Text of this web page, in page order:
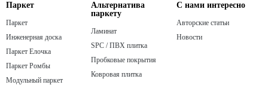
Паркет
Паркет
Инженерная доска
Паркет Елочка
Паркет Ромбы
Модульный паркет
Альтернатива
паркету
Ламинат
SPC / ПВХ плитка
Пробковые покрытия
Ковровая плитка
С нами интересно
Авторские статьи
Новости